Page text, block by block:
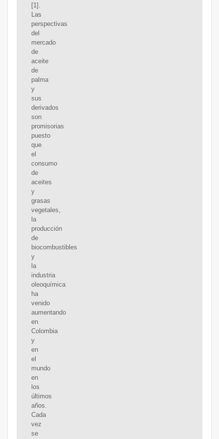
[1].
Las
perspectivas
del
mercado
de
aceite
de
palma
y
sus
derivados
son
promisorias
puesto
que
el
consumo
de
aceites
y
grasas
vegetales,
la
producción
de
biocombustibles
y
la
industria
oleoquímica
ha
venido
aumentando
en
Colombia
y
en
el
mundo
en
los
últimos
años.
Cada
vez
se